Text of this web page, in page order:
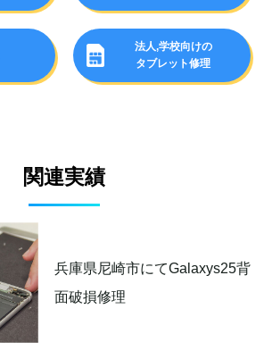
法人,学校向けの
タブレット修理
関連実績
兵庫県尼崎市にてGalaxys25背
面破損修理